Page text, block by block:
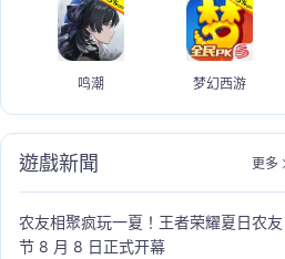
鸣潮 梦幻西游
遊戲新聞 更多
农友相聚疯玩一夏！王者荣耀夏日农友
节 8 月 8 日正式开幕